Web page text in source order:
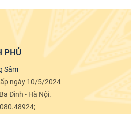
khi phát hành lại thông tin
PHỦ
Sâm
ngày 10/5/2024
Đình - Hà Nội.